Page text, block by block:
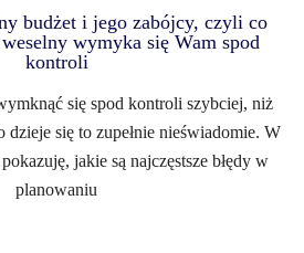
budżet i jego zabójcy, czyli co
wymyka się Wam spod
kontroli
się spod kontroli szybciej, niż
dzieje się to zupełnie nieświadomie. W
jakie są najczęstsze błędy w
planowaniu